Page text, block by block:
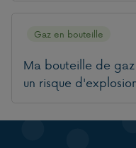
Ma bouteille de
un risque
Gaz en bouteille